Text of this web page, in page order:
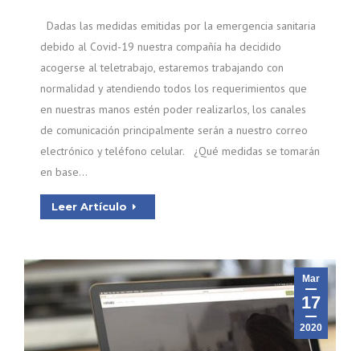
Dadas las medidas emitidas por la emergencia sanitaria
debido al Covid-19 nuestra compañía ha decidido
acogerse al teletrabajo, estaremos trabajando con
normalidad y atendiendo todos los requerimientos que
en nuestras manos estén poder realizarlos, los canales
de comunicación principalmente serán a nuestro correo
electrónico y teléfono celular. ¿Qué medidas se tomarán
en base…
Leer Artículo
Mar
17
2020